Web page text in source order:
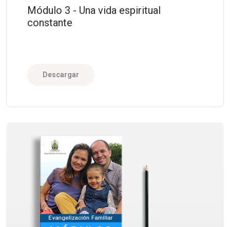
Módulo 3 - Una vida espiritual
constante
Descargar